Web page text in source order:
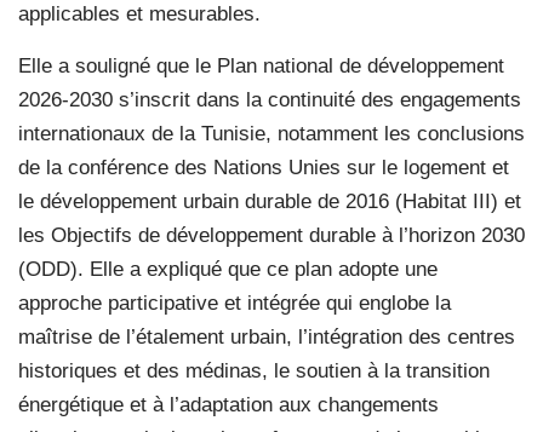
applicables et mesurables.
Elle a souligné que le Plan national de développement
2026-2030 s’inscrit dans la continuité des engagements
internationaux de la Tunisie, notamment les conclusions
de la conférence des Nations Unies sur le logement et
le développement urbain durable de 2016 (Habitat III) et
les Objectifs de développement durable à l’horizon 2030
(ODD). Elle a expliqué que ce plan adopte une
approche participative et intégrée qui englobe la
maîtrise de l’étalement urbain, l’intégration des centres
historiques et des médinas, le soutien à la transition
énergétique et à l’adaptation aux changements